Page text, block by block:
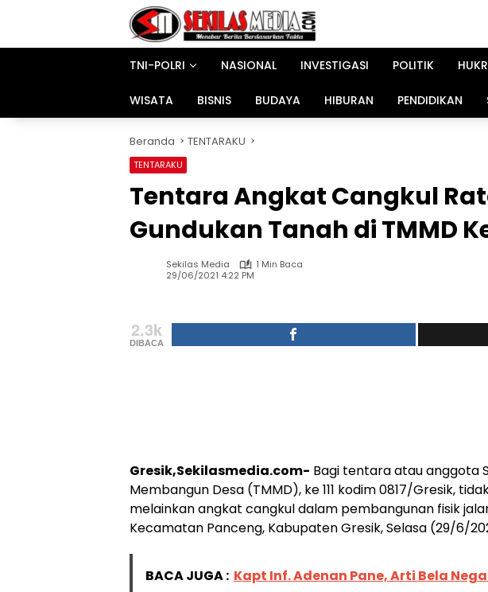
TNI-POLRI
NASIONAL INVESTIGASI POLITIK
WISATA BISNIS BUDAYA HIBURAN PENDIDIKAN
Beranda TENTARAKU
TENTARAKU
Tentara Angkat Cangkul
Gundukan Tanah di TMMD
Sekilas Media
1 Min Baca
29/06/2021 4:22 PM
2.3k
DIBACA
Gresik,Sekilasmedia.com- Bagi tentara atau anggota
Membangun Desa (TMMD), ke 111 kodim 0817/Gresik,
melainkan angkat cangkul dalam pembangunan fisik
Kecamatan Panceng, Kabupaten Gresik, Selasa (29/6/
BACA JUGA : Kapt Inf. Adenan Pane, Arti Bela